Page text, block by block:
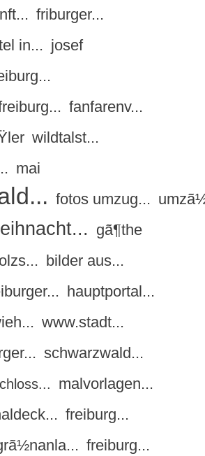
friburger...
in... josef
fanfarenv...
wildtalst...
mai
fotos umzug...
gã¶the
bilder aus...
hauptportal...
www.stadt...
schwarzwald...
malvorlagen...
freiburg...
freiburg...